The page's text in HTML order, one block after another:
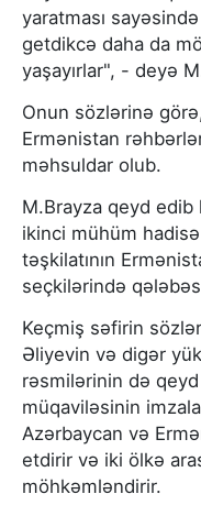
yaratması
getdikcə daha da
yaşayırlar", - deyə
Onun sözlərinə
Ermənistan
məhsuldar olub.
M.Brayza qeyd
ikinci mühüm
təşkilatının
seçkilərində
Keçmiş səfirin
Əliyevin və digər
rəsmilərinin də
müqaviləsinin
Azərbaycan və
etdirir və iki ölkə
möhkəmləndirir.